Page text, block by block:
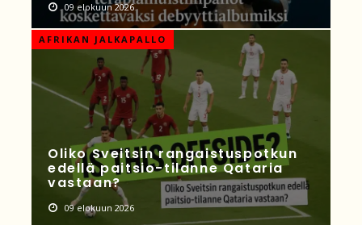
09 elokuun 2026
AFRIKAN JALKAPALLO
Oliko Sveitsin rangaistuspotkun
edellä paitsio-tilanne Qataria
vastaan?
09 elokuun 2026